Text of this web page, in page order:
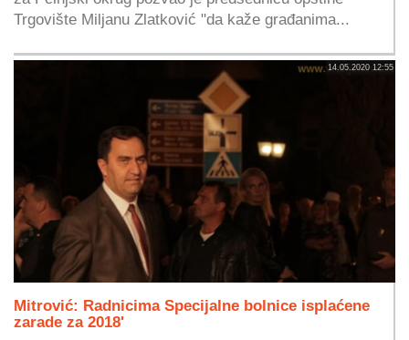
Trgovište Miljanu Zlatković "da kaže građanima...
14.05.2020 12:55
Mitrović: Radnicima Specijalne bolnice isplaćene
zarade za 2018'